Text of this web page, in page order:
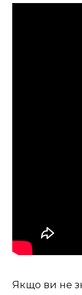
Якщо ви не